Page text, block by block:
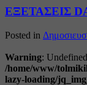
ΕΞΕΤΑΣΕΙΣ
Posted in
Warning:
/home/www/
lazy-loading/